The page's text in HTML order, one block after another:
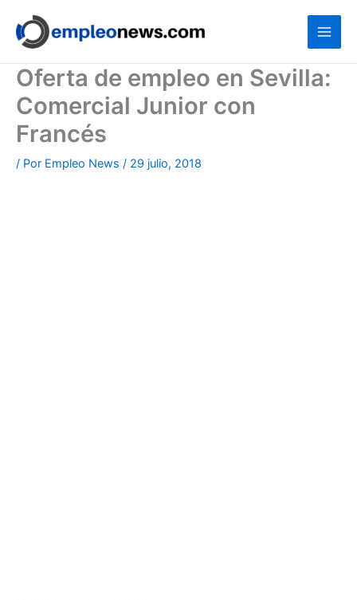
contenido
Oferta de empleo en Sevilla:
Comercial Junior con
Francés
/ Por Empleo News / 29 julio, 2018